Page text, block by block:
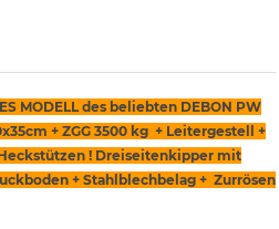
MODELL des beliebten DEBON PW
+ ZGG 3500 kg + Leitergestell +
! Dreiseitenkipper mit
+ Stahlblechbelag + Zurrösen